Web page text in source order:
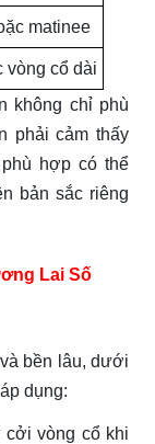
matinee
vòng cổ dài
không chỉ phù
phải cảm thấy
hợp có thể
bản sắc riêng
Lai Số
bền lâu, dưới
dụng:
cởi vòng cổ khi